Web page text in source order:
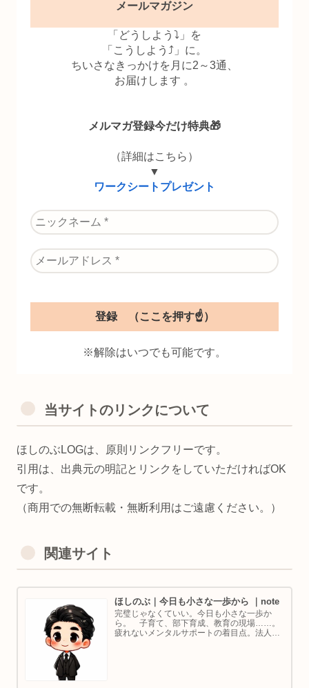
メールマガジン
「どうしよう⤵」を
「こうしよう⤴」に。
ちいさなきっかけを月に2～3通、
お届けします 。
メルマガ登録今だけ特典🎁
（詳細はこちら）
▼
ワークシートプレゼント
※解除はいつでも可能です。
当サイトのリンクについて
ほしのぶLOGは、原則リンクフリーです。
引用は、出典元の明記とリンクをしていただければOK
です。
（商用での無断転載・無断利用はご遠慮ください。）
関連サイト
ほしのぶ｜今日も小さな一歩から ｜note
完璧じゃなくていい。今日も小さな一歩か
ら。 子育て、部下育成、教育の現場……。
疲れないメンタルサポートの着目点。法人代